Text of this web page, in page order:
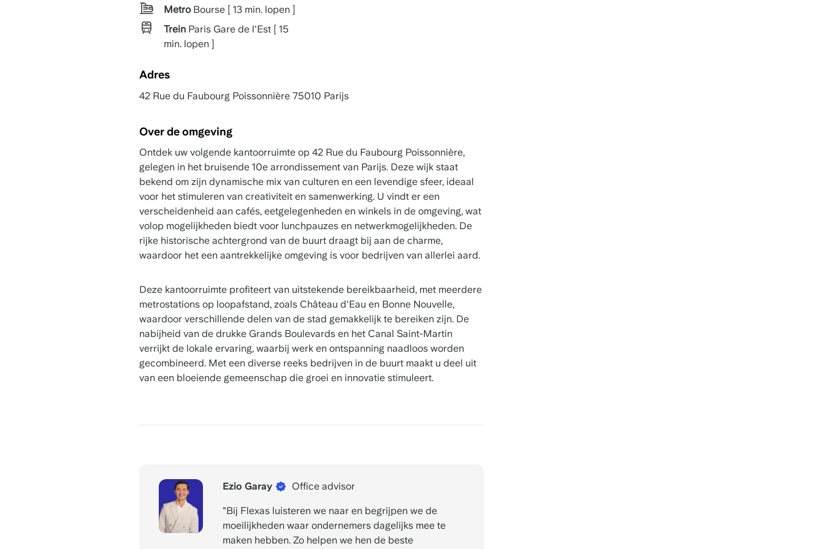
MetroBourse [ 13 min. lopen ]
TreinParis Gare de l'Est [ 15
min. lopen ]
Adres
42 Rue du Faubourg Poissonnière 75010 Parijs
Over de omgeving
Ontdek uw volgende kantoorruimte op 42 Rue du Faubourg Poissonnière,
gelegen in het bruisende 10e arrondissement van Parijs. Deze wijk staat
bekend om zijn dynamische mix van culturen en een levendige sfeer, ideaal
voor het stimuleren van creativiteit en samenwerking. U vindt er een
verscheidenheid aan cafés, eetgelegenheden en winkels in de omgeving, wat
volop mogelijkheden biedt voor lunchpauzes en netwerkmogelijkheden. De
rijke historische achtergrond van de buurt draagt bij aan de charme,
waardoor het een aantrekkelijke omgeving is voor bedrijven van allerlei aard.
Deze kantoorruimte profiteert van uitstekende bereikbaarheid, met meerdere
metrostations op loopafstand, zoals Château d'Eau en Bonne Nouvelle,
waardoor verschillende delen van de stad gemakkelijk te bereiken zijn. De
nabijheid van de drukke Grands Boulevards en het Canal Saint-Martin
verrijkt de lokale ervaring, waarbij werk en ontspanning naadloos worden
gecombineerd. Met een diverse reeks bedrijven in de buurt maakt u deel uit
van een bloeiende gemeenschap die groei en innovatie stimuleert.
Ezio Garay Office advisor
"Bij Flexas luisteren we naar en begrijpen we de
moeilijkheden waar ondernemers dagelijks mee te
maken hebben. Zo helpen we hen de beste